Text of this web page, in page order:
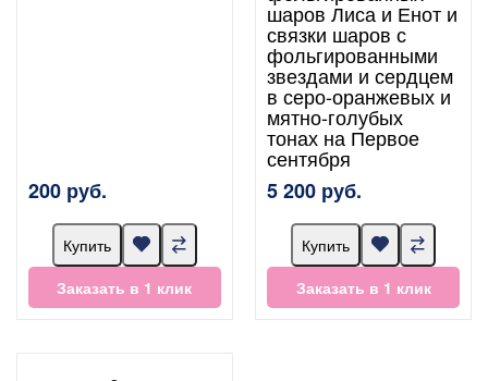
200 руб.
Купить
Заказать в 1 клик
шаров Лиса и Енот и
связки шаров с
фольгированными
звездами и сердцем
в серо-оранжевых и
мятно-голубых
тонах на Первое
сентября
5 200 руб.
Купить
Заказать в 1 клик